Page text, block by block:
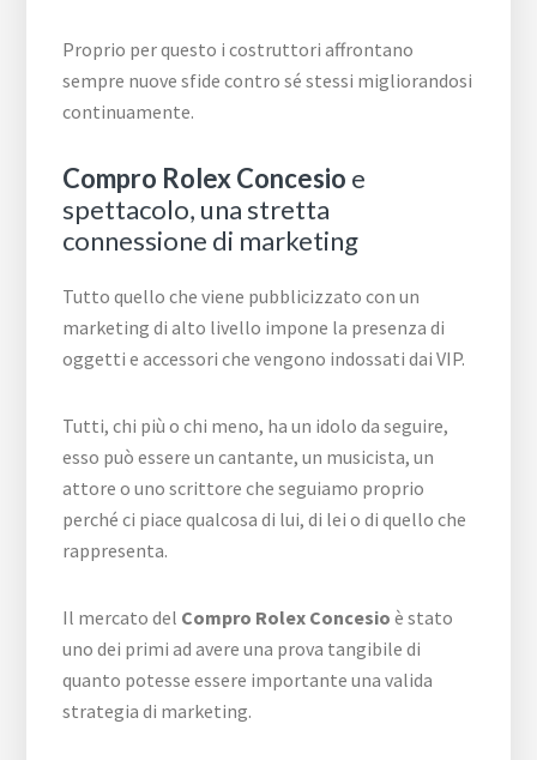
Proprio per questo i costruttori affrontano
sempre nuove sfide contro sé stessi migliorandosi
continuamente.
Compro Rolex Concesio e
spettacolo, una stretta
connessione di marketing
Tutto quello che viene pubblicizzato con un
marketing di alto livello impone la presenza di
oggetti e accessori che vengono indossati dai VIP.
Tutti, chi più o chi meno, ha un idolo da seguire,
esso può essere un cantante, un musicista, un
attore o uno scrittore che seguiamo proprio
perché ci piace qualcosa di lui, di lei o di quello che
rappresenta.
Il mercato del Compro Rolex Concesio è stato
uno dei primi ad avere una prova tangibile di
quanto potesse essere importante una valida
strategia di marketing.